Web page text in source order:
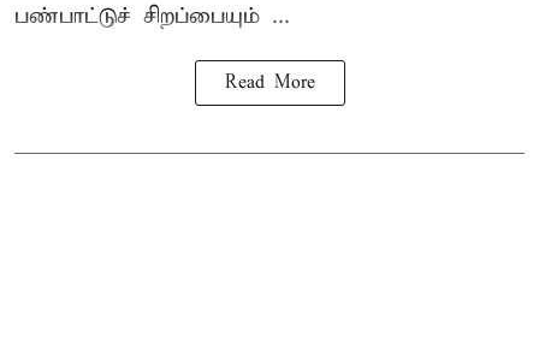
பண்பாட்டுச் சிறப்பையும் ...
Read More